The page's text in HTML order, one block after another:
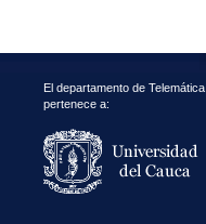
El departamento de Telemática
pertenece a: